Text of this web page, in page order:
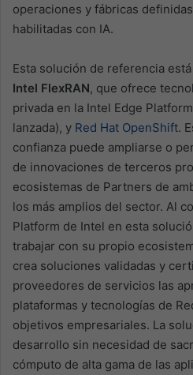
operaciones y fábricas
habilitadas con IA.
Esta solución de referencia
Intel FlexRAN, que ofrece
privada en la Intel Edge
lanzada), y Red Hat OpenShift.
confianza puede ampliarse o
de innovaciones de terceros
ecosistemas de Partners de
los más amplios del sector. Al
Platform de Intel en esta
trabajar con su propio
crea soluciones validadas y
proveedores de servicios las
plataformas y tecnologías de
objetivos empresariales. La
desarrollo sin necesidad de
cómputo de alta gama de las